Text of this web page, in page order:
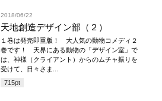
2018/06/22
天地創造デザイン部（２）
１巻は発売即重版！ 大人気の動物コメディ２
巻です！ 天界にある動物の「デザイン室」で
は、神様（クライアント）からのムチャ振りを
受けて、日々さま...
715pt